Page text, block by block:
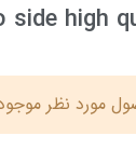
side high
مورد نظر